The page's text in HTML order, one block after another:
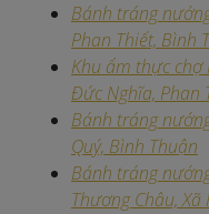
Bánh tráng
Phan Thiết, Bình
Khu ẩm thực chợ
Đức Nghĩa, Phan
Bánh tráng
Quý, Bình Thuận
Bánh tráng
Thương Châu,